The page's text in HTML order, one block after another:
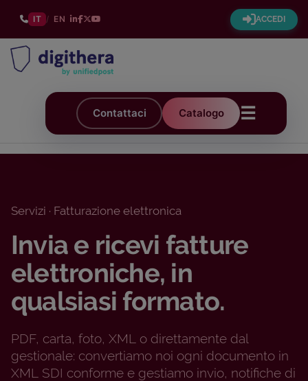
IT / EN ACCEDI
Contattaci Catalogo ☰
Servizi · Fatturazione elettronica
Invia e ricevi fatture
elettroniche, in
qualsiasi formato.
PDF, carta, foto, XML o direttamente dal
gestionale: convertiamo noi ogni documento in
XML SDI conforme e gestiamo invio, notifiche di